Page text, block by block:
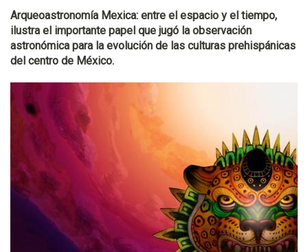
Arqueoastronomía Mexica: entre el espacio y el tiempo,
ilustra el importante papel que jugó la observación
astronómica para la evolución de las culturas prehispánicas
del centro de México.